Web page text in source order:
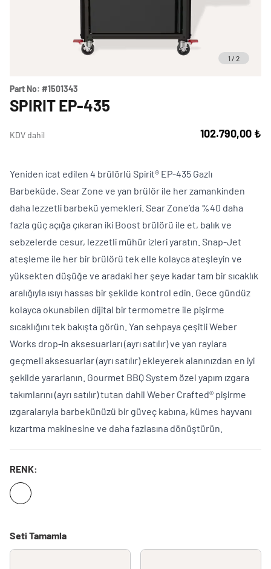
Kömürlü Barbekü Aksesuarları
Weber Crafted
Akıllı Cihazlar
Yedek Parça & Destek
Grill Akademi
Katalog
Türkçe(tr)
1 / 2
Part No: #1501343
SPIRIT EP-435
KDV dahil 102.790,00 ₺
Yeniden icat edilen 4 brülörlü Spirit® EP-435 Gazlı
Barbeküde, Sear Zone ve yan brülör ile her zamankinden
daha lezzetli barbekü yemekleri. Sear Zone’da %40 daha
fazla güç açığa çıkaran iki Boost brülörü ile et, balık ve
sebzelerde cesur, lezzetli mühür izleri yaratın. Snap-Jet
ateşleme ile her bir brülörü tek elle kolayca ateşleyin ve
yüksekten düşüğe ve aradaki her şeye kadar tam bir sıcaklık
aralığıyla ısıyı hassas bir şekilde kontrol edin. Gece gündüz
kolayca okunabilen dijital bir termometre ile pişirme
sıcaklığını tek bakışta görün. Yan sehpaya çeşitli Weber
Works drop-in aksesuarları (ayrı satılır) ve yan raylara
geçmeli aksesuarlar (ayrı satılır) ekleyerek alanınızdan en iyi
şekilde yararlanın. Gourmet BBQ System özel yapım ızgara
takımlarını (ayrı satılır) tutan dahil Weber Crafted® pişirme
ızgaralarıyla barbekünüzü bir güveç kabına, kümes hayvanı
kızartma makinesine ve daha fazlasına dönüştürün.
RENK:
Seti Tamamla